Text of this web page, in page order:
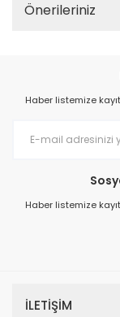
Önerileriniz
Haber listemize
Haber listemize
İLETİŞİM